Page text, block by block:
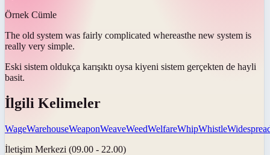
Örnek Cümle
The old system was fairly complicated whereasthe new system is
really very simple.
Eski sistem oldukça karışıktı oysa kiyeni sistem gerçekten de hayli
basit.
İlgili Kelimeler
WageWarehouseWeaponWeaveWeedWelfareWhipWhistle
İletişim Merkezi (09.00 - 22.00)